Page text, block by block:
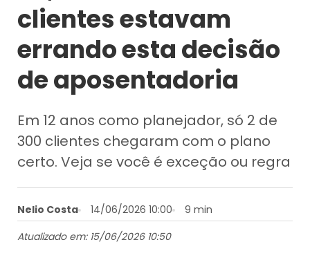
clientes estavam
errando esta decisão
de aposentadoria
Em 12 anos como planejador, só 2 de
300 clientes chegaram com o plano
certo. Veja se você é exceção ou regra
Nelio Costa 14/06/2026 10:00
9 min
Atualizado em: 15/06/2026 10:50